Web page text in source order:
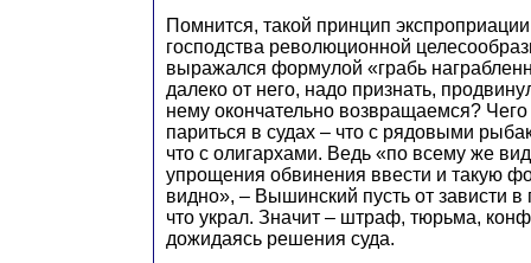
Помнится, такой принцип
господства революционной
выражался формулой «грабь
далеко от него, надо признать,
нему окончательно возвращаемся? Чего
париться в судах – что с рядовыми
что с олигархами. Ведь «по всему же
упрощения обвинения ввести и такую
видно», – Вышинский пусть от зависти в
что украл. Значит – штраф, тюрьма,
дожидаясь решения суда.